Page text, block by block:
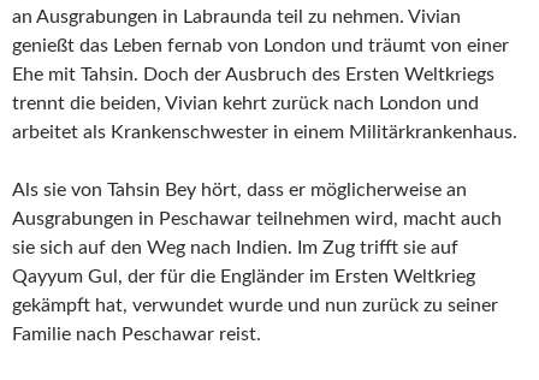
an Ausgrabungen in Labraunda teil zu nehmen. Vivian
genießt das Leben fernab von London und träumt von einer
Ehe mit Tahsin. Doch der Ausbruch des Ersten Weltkriegs
trennt die beiden, Vivian kehrt zurück nach London und
arbeitet als Krankenschwester in einem Militärkrankenhaus.
Als sie von Tahsin Bey hört, dass er möglicherweise an
Ausgrabungen in Peschawar teilnehmen wird, macht auch
sie sich auf den Weg nach Indien. Im Zug trifft sie auf
Qayyum Gul, der für die Engländer im Ersten Weltkrieg
gekämpft hat, verwundet wurde und nun zurück zu seiner
Familie nach Peschawar reist.